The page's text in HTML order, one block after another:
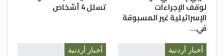
لوقف الإجراءات
الإسرائيلية غير المسبوقة
في…
تسلل 4 أشخاص
أخبار أردنية أخبار أردنية